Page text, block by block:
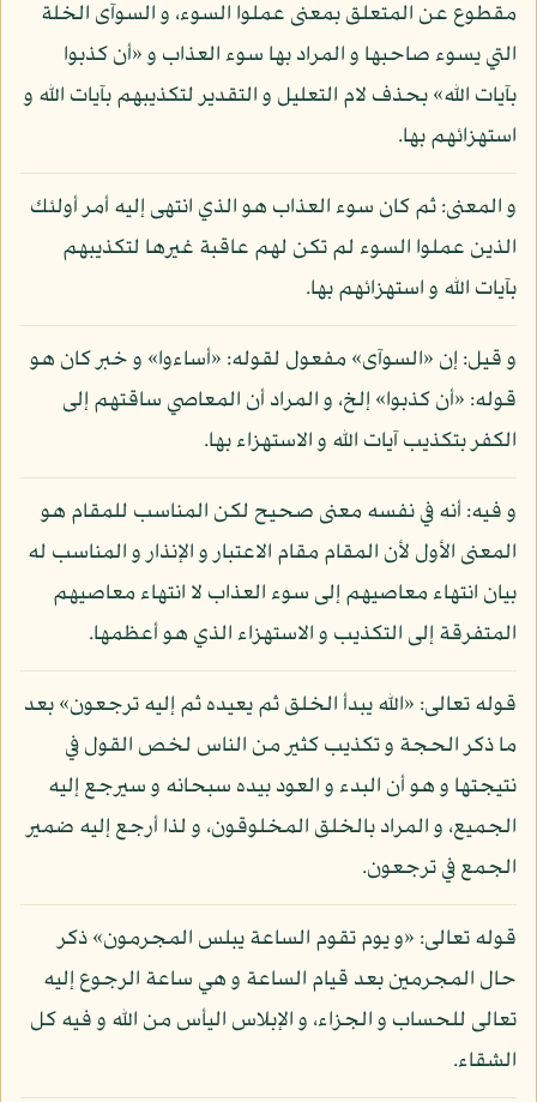
مقطوع عن المتعلق بمعنى عملوا السوء، و السوآى الخلة
التي يسوء صاحبها و المراد بها سوء العذاب و «أن كذبوا
بآيات الله» بحذف لام التعليل و التقدير لتكذيبهم بآيات الله و
استهزائهم بها.
و المعنى: ثم كان سوء العذاب هو الذي انتهى إليه أمر أولئك
الذين عملوا السوء لم تكن لهم عاقبة غيرها لتكذيبهم
بآيات الله و استهزائهم بها.
و قيل: إن «السوآى» مفعول لقوله: «أساءوا» و خبر كان هو
قوله: «أن كذبوا» إلخ، و المراد أن المعاصي ساقتهم إلى
الكفر بتكذيب آيات الله و الاستهزاء بها.
و فيه: أنه في نفسه معنى صحيح لكن المناسب للمقام هو
المعنى الأول لأن المقام مقام الاعتبار و الإنذار و المناسب له
بيان انتهاء معاصيهم إلى سوء العذاب لا انتهاء معاصيهم
المتفرقة إلى التكذيب و الاستهزاء الذي هو أعظمها.
قوله تعالى: «الله يبدأ الخلق ثم يعيده ثم إليه ترجعون» بعد
ما ذكر الحجة و تكذيب كثير من الناس لخص القول في
نتيجتها و هو أن البدء و العود بيده سبحانه و سيرجع إليه
الجميع، و المراد بالخلق المخلوقون، و لذا أرجع إليه ضمير
الجمع في ترجعون.
قوله تعالى: «و يوم تقوم الساعة يبلس المجرمون» ذكر
حال المجرمين بعد قيام الساعة و هي ساعة الرجوع إليه
تعالى للحساب و الجزاء، و الإبلاس اليأس من الله و فيه كل
الشقاء.